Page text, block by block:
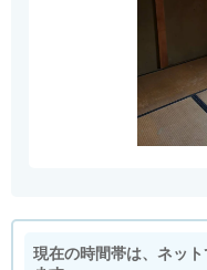
現在の時間帯は、ネッ